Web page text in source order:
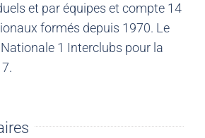
et par équipes et compte 14
formés depuis 1970. Le
1 Interclubs pour la